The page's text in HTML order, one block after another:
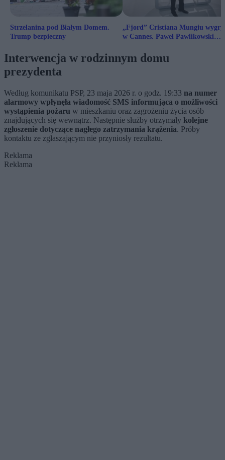
Strzelanina pod Białym Domem.
Trump bezpieczny
„Fjord” Cristiana Mungiu
w Cannes. Paweł Pawlikowski
Interwencja w rodzinnym domu
prezydenta
Według komunikatu PSP, 23 maja 2026 r. o godz. 19:33 na numer
alarmowy wpłynęła wiadomość SMS informująca o możliwości
wystąpienia pożaru w mieszkaniu oraz zagrożeniu życia osób
znajdujących się wewnątrz. Następnie służby otrzymały kolejne
zgłoszenie dotyczące nagłego zatrzymania krążenia. Próby
kontaktu ze zgłaszającym nie przyniosły rezultatu.
Reklama
Reklama